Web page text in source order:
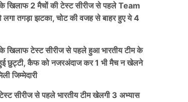
खिलाफ 2 मैचों की टेस्ट सीरीज से पहले Team
तगड़ा झटका, चोट की वजह से बाहर हुए ये 4
खिलाफ टेस्ट सीरीज से पहले हुआ भारतीय टीम के
छुट्टी, कैफ को नजरअंदाज कर 1 भी मैच न खेलने
जिम्मेदारी
सीरीज से पहले भारतीय टीम खेलगी 3 अभ्यास